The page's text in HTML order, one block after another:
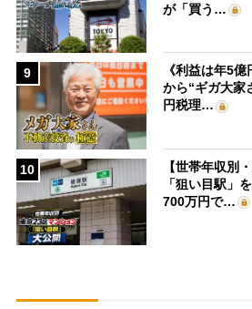
が「買う…
9
《利益は年5
から“ギガ大家
円税理…
10
【世帯年収別
「狙い目駅」
700万円で…